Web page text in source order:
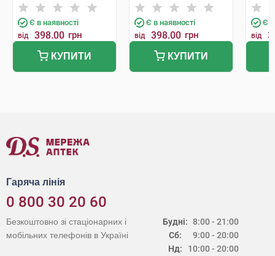
Є в наявності
від 398.00 грн
КУПИТИ
Є в наявності
від 398.00 грн
КУПИТИ
Є в
від
Гаряча лінія
0 800 30 20 60
Будні:
Сб:
Нд:
8:00 - 21:00
9:00 - 20:00
10:00 - 20:00
Безкоштовно зі стаціонарних і
мобільних телефонів в Україні